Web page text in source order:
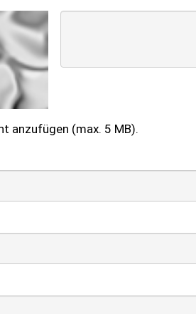
anzufügen (max. 5 MB).